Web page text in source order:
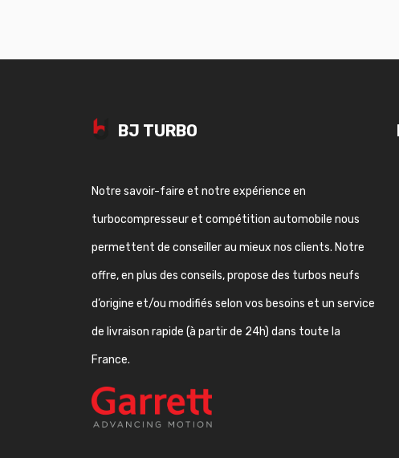
BJ TURBO
Notre savoir-faire et notre expérience en
turbocompresseur et compétition automobile nous
permettent de conseiller au mieux nos clients. Notre
offre, en plus des conseils, propose des turbos neufs
d’origine et/ou modifiés selon vos besoins et un service
de livraison rapide (à partir de 24h) dans toute la
France.